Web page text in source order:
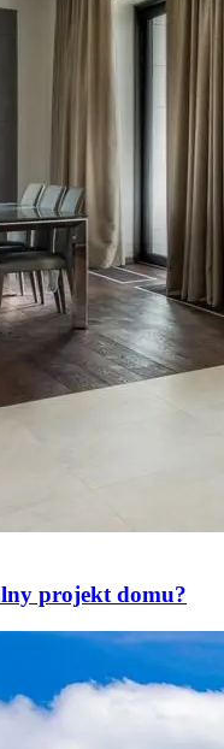
projekt domu?